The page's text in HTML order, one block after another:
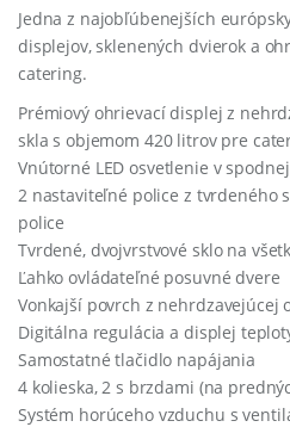
Jedna z najobľúbenejších
displejov, sklenených dvierok a
catering.
Prémiový ohrievací displej z
skla s objemom 420 litrov pre
Vnútorné LED osvetlenie v
2 nastaviteľné police z tvrdeného
police
Tvrdené, dvojvrstvové sklo na
Ľahko ovládateľné posuvné dvere
Vonkajší povrch z nehrdzavejúcej
Digitálna regulácia a displej
Samostatné tlačidlo napájania
4 kolieska, 2 s brzdami (na
Systém horúceho vzduchu s